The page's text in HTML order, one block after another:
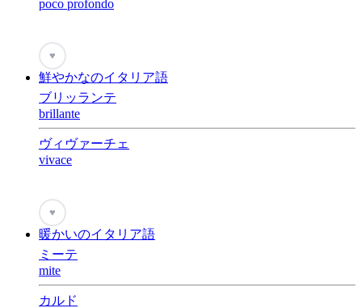
poco profondo
♥
鮮やかなのイタリア語
ブリッランテ
brillante
ヴィヴァーチェ
vivace
♥
暖かいのイタリア語
ミーテ
mite
カルド